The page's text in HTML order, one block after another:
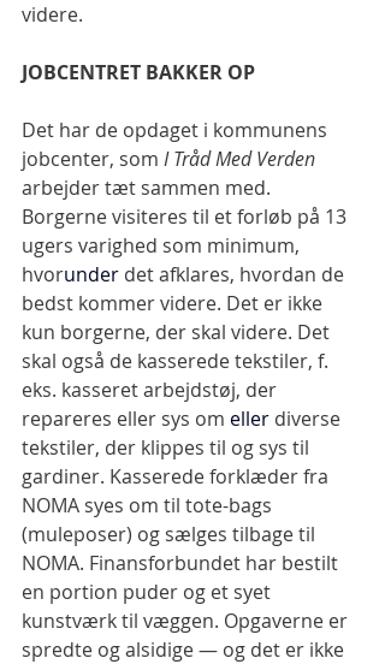
videre.
JOBCENTRET BAKKER OP
Det har de opdaget i kommunens
jobcenter, som I Tråd Med Verden
arbejder tæt sammen med.
Borgerne visiteres til et forløb på 13
ugers varighed som minimum,
hvorunder det afklares, hvordan de
bedst kommer videre. Det er ikke
kun borgerne, der skal videre. Det
skal også de kasserede tekstiler, f.
eks. kasseret arbejdstøj, der
repareres eller sys om eller diverse
tekstiler, der klippes til og sys til
gardiner. Kasserede forklæder fra
NOMA syes om til tote-bags
(muleposer) og sælges tilbage til
NOMA. Finansforbundet har bestilt
en portion puder og et syet
kunstværk til væggen. Opgaverne er
spredte og alsidige — og det er ikke